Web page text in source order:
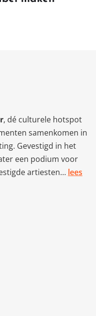
, dé culturele hotspot
samenkomen in
Gevestigd in het
een podium voor
artiesten… lees